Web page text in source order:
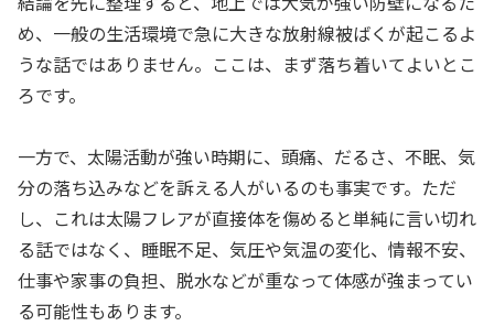
め、一般の生活環境で急に大きな放射線被ばくが起こるよ
うな話ではありません。ここは、まず落ち着いてよいとこ
ろです。
一方で、太陽活動が強い時期に、頭痛、だるさ、不眠、気
分の落ち込みなどを訴える人がいるのも事実です。ただ
し、これは太陽フレアが直接体を傷めると単純に言い切れ
る話ではなく、睡眠不足、気圧や気温の変化、情報不安、
仕事や家事の負担、脱水などが重なって体感が強まってい
る可能性もあります。